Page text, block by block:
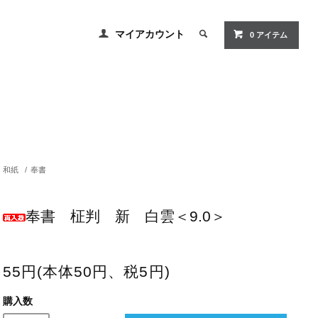
マイアカウント 0 アイテム
和紙 / 奉書
奉書 柾判 新 白雲＜9.0＞
55円(本体50円、税5円)
購入数